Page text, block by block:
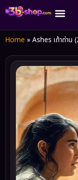
Home » Ashes เถ้าถ่าน